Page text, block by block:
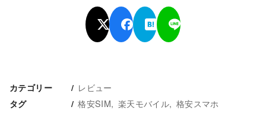
カテゴリー レビュー
タグ 格安SIM 楽天モバイル 格安スマホ